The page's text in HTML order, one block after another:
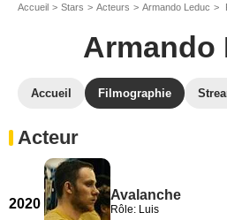
Accueil Stars Acteurs Armando Leduc
Armando
Accueil Filmographie
Acteur
2020
Avalanche
Rôle: Luis